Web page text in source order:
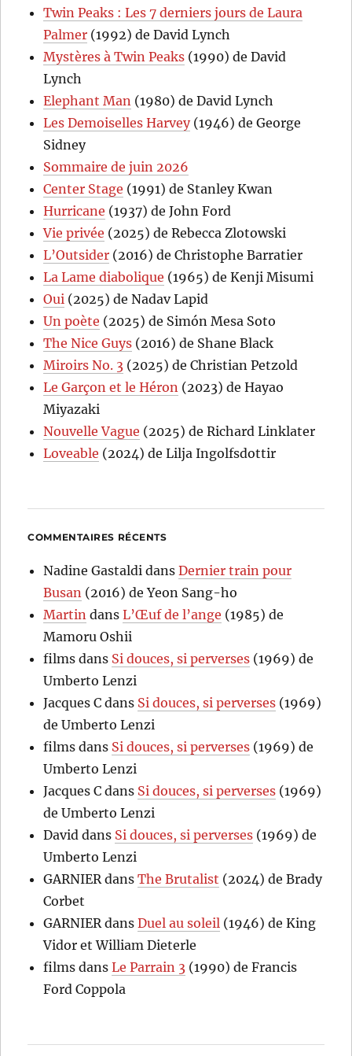
Twin Peaks : Les 7 derniers jours de Laura
Palmer (1992) de David Lynch
Mystères à Twin Peaks (1990) de David
Lynch
Elephant Man (1980) de David Lynch
Les Demoiselles Harvey(1946) de George
Sidney
Sommaire de juin 2026
Center Stage (1991) de Stanley Kwan
Hurricane (1937) de John Ford
Vie privée (2025) de Rebecca Zlotowski
L’Outsider (2016) de Christophe Barratier
La Lame diabolique (1965) de Kenji Misumi
Oui (2025) de Nadav Lapid
Un poète (2025) de Simón Mesa Soto
The Nice Guys (2016) de Shane Black
Miroirs No. 3 (2025) de Christian Petzold
Le Garçon et le Héron (2023) de Hayao
Miyazaki
Nouvelle Vague (2025) de Richard Linklater
Loveable (2024) de Lilja Ingolfsdottir
COMMENTAIRES RÉCENTS
Nadine Gastaldi dansDernier train pour
Busan (2016) de Yeon Sang-ho
Martin dansL’Œuf de l’ange (1985) de
Mamoru Oshii
films dans Si douces, si perverses (1969) de
Umberto Lenzi
Jacques C dans Si douces, si perverses (1969)
de Umberto Lenzi
films dans Si douces, si perverses (1969) de
Umberto Lenzi
Jacques C dans Si douces, si perverses (1969)
de Umberto Lenzi
David dans Si douces, si perverses (1969) de
Umberto Lenzi
GARNIERdansThe Brutalist (2024) de Brady
Corbet
GARNIERdansDuel au soleil (1946) de King
Vidor et William Dieterle
films dansLe Parrain 3 (1990) de Francis
Ford Coppola